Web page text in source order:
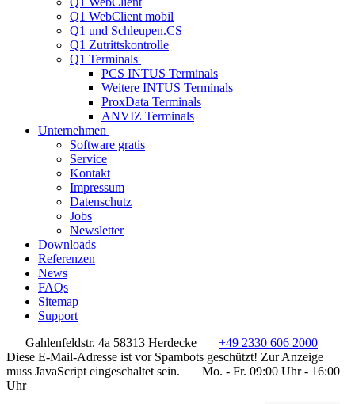
Q1 WebClient mobil
Q1 und Schleupen.CS
Q1 Zutrittskontrolle
Q1 Terminals
PCS INTUS Terminals
Weitere INTUS Terminals
ProxData Terminals
ANVIZ Terminals
Unternehmen
Software gratis
Service
Kontakt
Impressum
Datenschutz
Jobs
Newsletter
Downloads
Referenzen
News
FAQs
Sitemap
Support
Gahlenfeldstr. 4a 58313 Herdecke
+49 2330 606 2000
Diese E-Mail-Adresse ist vor Spambots geschützt! Zur Anzeige
muss JavaScript eingeschaltet sein.
Mo. - Fr. 09:00 Uhr - 16:00
Uhr